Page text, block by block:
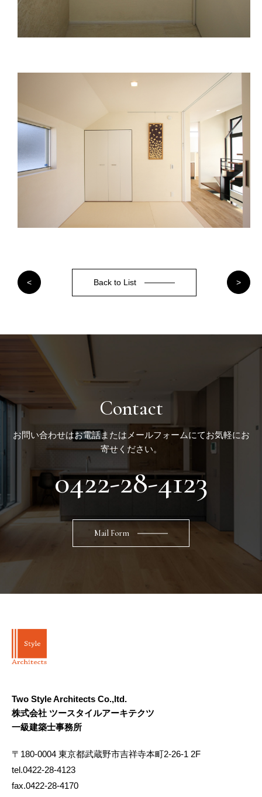
< Back to List >
Contact
お問い合わせはお電話またはメールフォームにてお気軽にお
寄せください。
0422-28-4123
Mail Form
Two Style Architects Co.,ltd.
株式会社 ツースタイルアーキテクツ
一級建築士事務所
〒180-0004 東京都武蔵野市吉祥寺本町2-26-1 2F
tel.0422-28-4123
fax.0422-28-4170